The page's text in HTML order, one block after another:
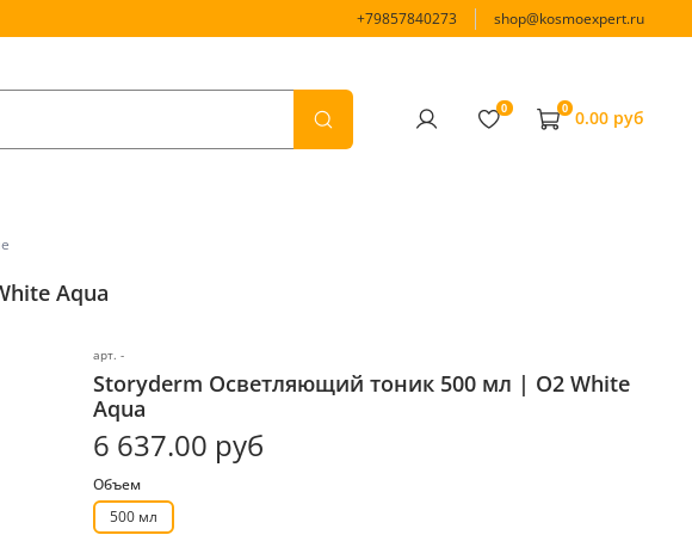
+79857840273 shop@kosmoexpert.ru
0 0 0.00 руб
Aqua
арт. -
Storyderm Осветляющий тоник 500 мл | O2 White
Aqua
6 637.00 руб
Объем
500 мл